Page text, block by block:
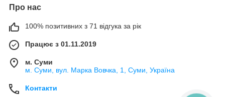
Про нас
100% позитивних з 71 відгука за рік
Працює з 01.11.2019
м. Суми
м. Суми, вул. Марка Вовчка, 1, Суми, Україна
Контакти